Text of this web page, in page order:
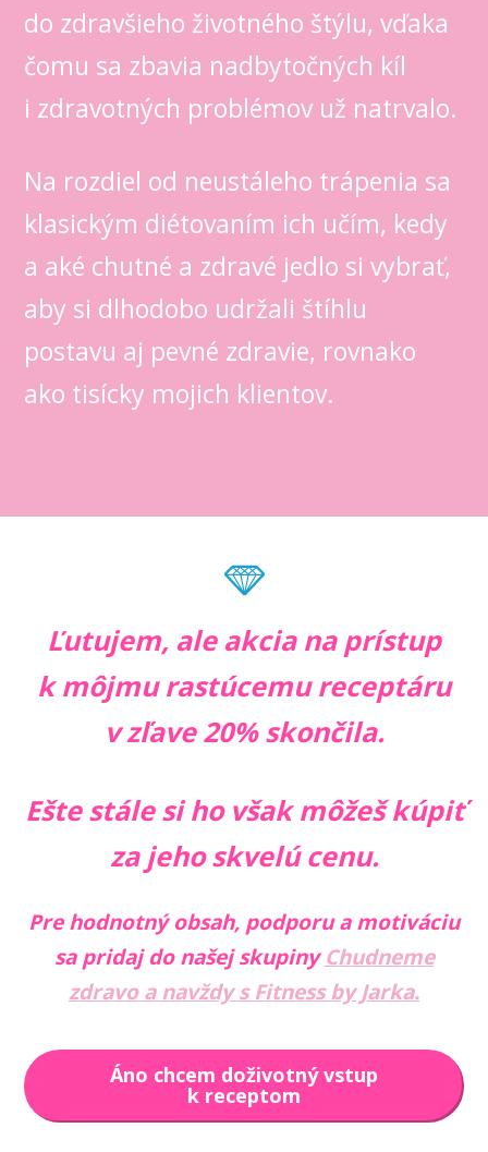
do zdravšieho životného štýlu, vďaka
čomu sa zbavia nadbytočných kíl
i zdravotných problémov už natrvalo.
Na rozdiel od neustáleho trápenia sa
klasickým diétovaním ich učím, kedy
a aké chutné a zdravé jedlo si vybrať,
aby si dlhodobo udržali štíhlu
postavu aj pevné zdravie, rovnako
ako tisícky mojich klientov.
Ľutujem, ale akcia na prístup
k môjmu rastúcemu receptáru
v zľave 20% skončila.
Ešte stále si ho však môžeš kúpiť
za jeho skvelú cenu.
Pre hodnotný obsah, podporu a motiváciu
sa pridaj do našej skupinyChudneme
zdravo a navždy s Fitness by Jarka.
Áno chcem doživotný vstup
k receptom